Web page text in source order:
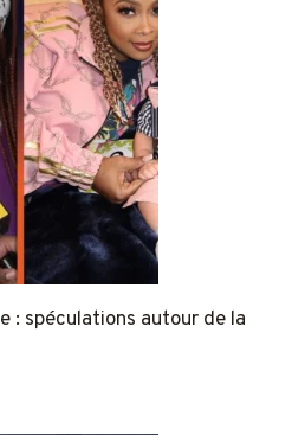
: spéculations autour de la